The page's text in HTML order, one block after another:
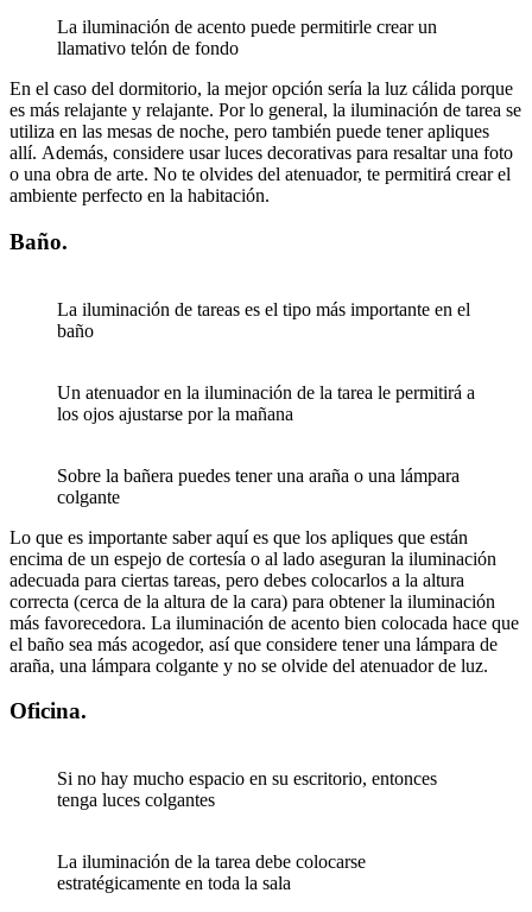
La iluminación de acento puede permitirle crear un
llamativo telón de fondo
En el caso del dormitorio, la mejor opción sería la luz cálida porque
es más relajante y relajante. Por lo general, la iluminación de tarea se
utiliza en las mesas de noche, pero también puede tener apliques
allí. Además, considere usar luces decorativas para resaltar una foto
o una obra de arte. No te olvides del atenuador, te permitirá crear el
ambiente perfecto en la habitación.
Baño.
La iluminación de tareas es el tipo más importante en el
baño
Un atenuador en la iluminación de la tarea le permitirá a
los ojos ajustarse por la mañana
Sobre la bañera puedes tener una araña o una lámpara
colgante
Lo que es importante saber aquí es que los apliques que están
encima de un espejo de cortesía o al lado aseguran la iluminación
adecuada para ciertas tareas, pero debes colocarlos a la altura
correcta (cerca de la altura de la cara) para obtener la iluminación
más favorecedora. La iluminación de acento bien colocada hace que
el baño sea más acogedor, así que considere tener una lámpara de
araña, una lámpara colgante y no se olvide del atenuador de luz.
Oficina.
Si no hay mucho espacio en su escritorio, entonces
tenga luces colgantes
La iluminación de la tarea debe colocarse
estratégicamente en toda la sala